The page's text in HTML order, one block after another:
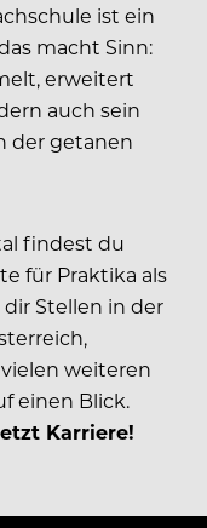
ist ein
macht Sinn:
erweitert
auch sein
der getanen
findest du
für Praktika als
Stellen in der
weiteren
einen Blick.
Karriere!